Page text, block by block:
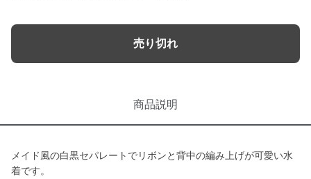
売り切れ
商品説明
メイド風の白黒セパレートでリボンと背中の編み上げが可愛い水
着です。